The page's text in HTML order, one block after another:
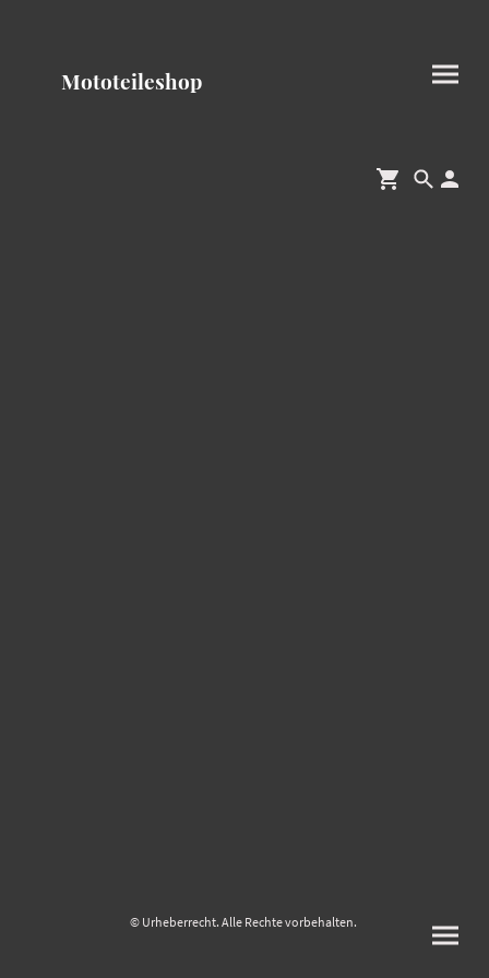
Mototeileshop
© Urheberrecht. Alle Rechte vorbehalten.